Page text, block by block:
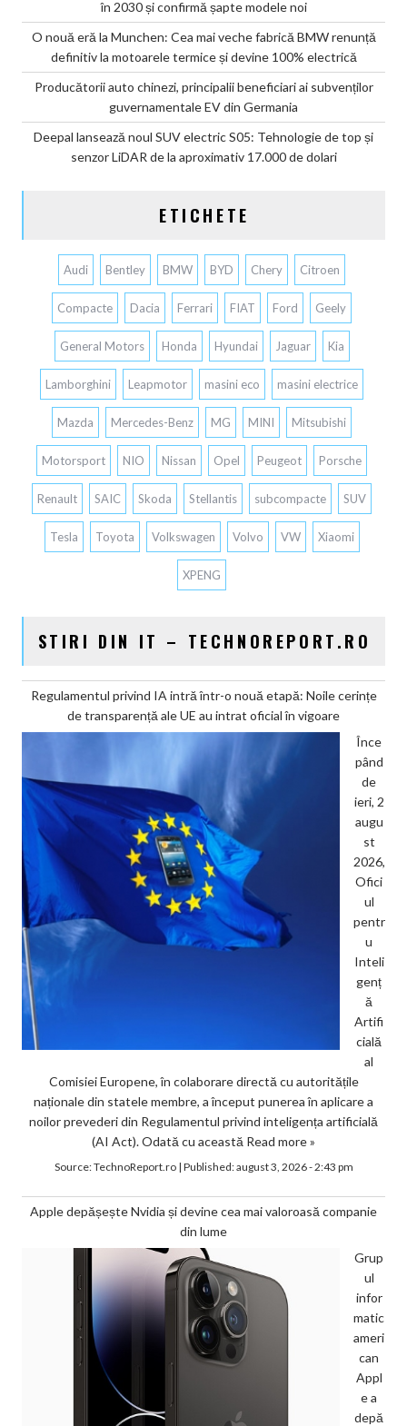
în 2030 și confirmă șapte modele noi
O nouă eră la Munchen: Cea mai veche fabrică BMW renunță
definitiv la motoarele termice și devine 100% electrică
Producătorii auto chinezi, principalii beneficiari ai subvenților
guvernamentale EV din Germania
Deepal lansează noul SUV electric S05: Tehnologie de top și
senzor LiDAR de la aproximativ 17.000 de dolari
ETICHETE
Audi Bentley BMW BYD Chery Citroen
Compacte Dacia Ferrari FIAT Ford Geely
General Motors Honda Hyundai Jaguar Kia
Lamborghini Leapmotor masini eco masini electrice
Mazda Mercedes-Benz MG MINI Mitsubishi
Motorsport NIO Nissan Opel Peugeot Porsche
Renault SAIC Skoda Stellantis subcompacte SUV
Tesla Toyota Volkswagen Volvo VW Xiaomi
XPENG
STIRI DIN IT – TECHNOREPORT.RO
Regulamentul privind IA intră într-o nouă etapă: Noile cerințe
de transparență ale UE au intrat oficial în vigoare
Înce
pând
de
ieri, 2
augu
st
2026,
Ofici
ul
pentr
u
Inteli
genț
ă
Artifi
cială
al
Comisiei Europene, în colaborare directă cu autoritățile
naționale din statele membre, a început punerea în aplicare a
noilor prevederi din Regulamentul privind inteligența artificială
(AI Act). Odată cu această Read more »
Source:TechnoReport.ro| Published:august 3, 2026 - 2:43 pm
Apple depășește Nvidia și devine cea mai valoroasă companie
din lume
Grup
ul
infor
matic
ameri
can
Appl
e a
depă